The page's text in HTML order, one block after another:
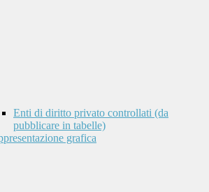
Enti di diritto privato controllati (da
pubblicare in tabelle)
grafica